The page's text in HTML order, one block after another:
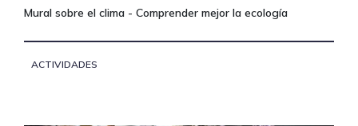
Mural sobre el clima - Comprender mejor la ecología
ACTIVIDADES